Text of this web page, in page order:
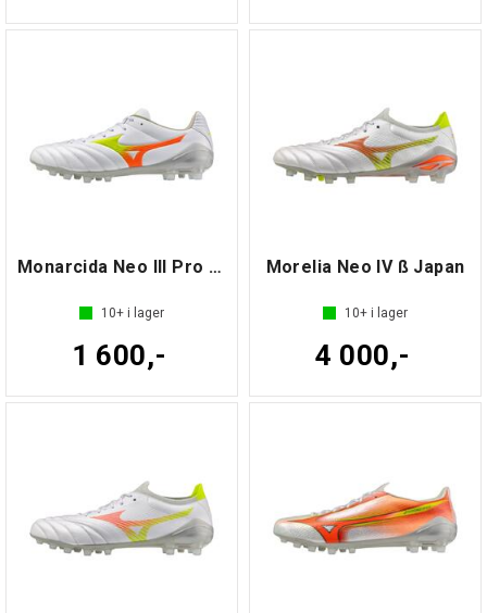
Monarcida Neo III Pro AG
10+ i lager
1 600,-
Morelia Neo IV ß Japan
10+ i lager
4 000,-